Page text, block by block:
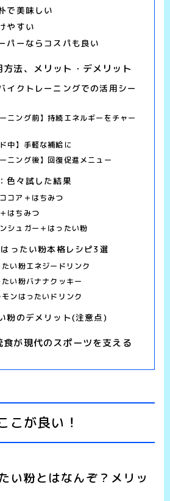
で美味しい
やすい
パーならコスパも良い
方法、メリット・デメリット
イクトレーニングでの活用シー
ーニング前】持続エネルギーをチャー
ド中】手軽な補給に
ーニング後】回復促進メニュー
色々試した結果
コア＋はちみつ
はちみつ
シュガー＋はったい粉
ったい粉本格レシピ3選
い粉エネジードリンク
い粉バナナクッキー
ンはったいドリンク
粉のデメリット(注意点)
食が現代のスポーツを支える
こが良い！
い粉とはなんぞ？メリッ